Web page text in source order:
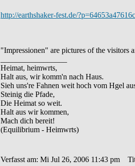
http://earthshaker-fest.de/
"Impressionen" are pictures of the visitors
Heimat, heimwrts,
Halt aus, wir komm'n nach Haus.
Sieh uns're Fahnen weit hoch vom Hgel
Steinig die Pfade,
Die Heimat so weit.
Halt aus wir kommen,
Mach dich bereit!
(Equilibrium - Heimwrts)
Verfasst am: Mi Jul 26, 2006 11:43 pm